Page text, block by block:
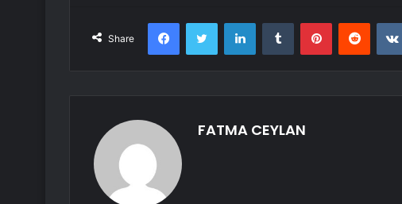
Share
FacebookTwitter LinkedInTumblr PinterestReddit
FATMA CEYLAN